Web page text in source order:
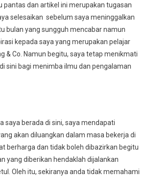
pantas dan artikel ini merupakan tugasan
selesaikan sebelum saya meninggalkan
bulan yang sungguh mencabar namun
kepada saya yang merupakan pelajar
& Co. Namun begitu, saya tetap menikmati
sini bagi menimba ilmu dan pengalaman
saya berada di sini, saya mendapati
akan diluangkan dalam masa bekerja di
berharga dan tidak boleh dibazirkan begitu
yang diberikan hendaklah dijalankan
Oleh itu, sekiranya anda tidak memahami